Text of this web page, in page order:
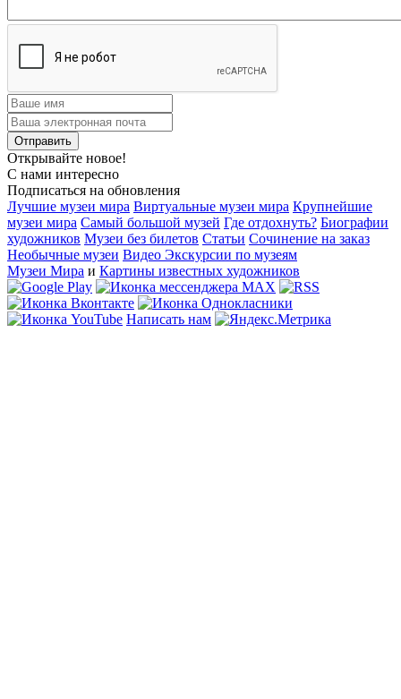
Открывайте новое!
С нами интересно
Подписаться на обновления
Лучшие музеи мира Виртуальные музеи мира Крупнейшие
музеи мира Самый большой музей Где отдохнуть? Биографии
художников Музеи без билетов Статьи Сочинение на заказ
Необычные музеи Видео Экскурсии по музеям
Музеи Мира и Картины известных художников
Написать нам